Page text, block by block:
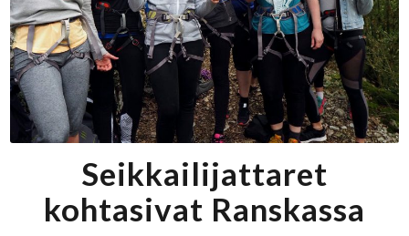
Seikkailijattaret
kohtasivat Ranskassa